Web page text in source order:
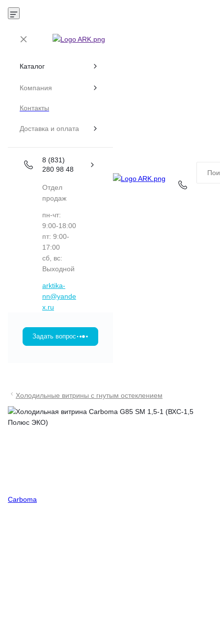
Каталог
Компания
Контакты
Доставка и оплата
8 (831)
280 98 48
Отдел
продаж
пн-чт:
9:00-18:00
пт: 9:00-
17:00
сб, вс:
Выходной
arktika-
nn@yande
x.ru
Задать вопрос
Холодильные витрины с гнутым остеклением
Carboma